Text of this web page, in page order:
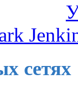
сетях